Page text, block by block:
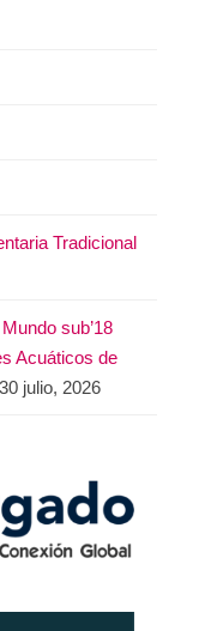
Tradicional
sub’18
Acuáticos de
30 julio, 2026